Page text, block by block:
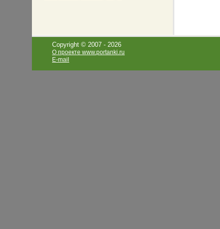
Copyright © 2007 - 2026
О проекте www.portanki.ru
E-mail